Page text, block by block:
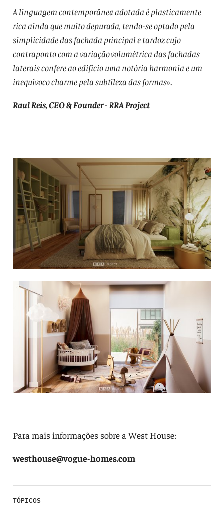
A linguagem contemporânea adotada é plasticamente
rica ainda que muito depurada, tendo-se optado pela
simplicidade das fachada principal e tardoz cujo
contraponto com a variação volumétrica das fachadas
laterais confere ao edifício uma notória harmonia e um
inequívoco charme pela subtileza das formas».
Raul Reis, CEO & Founder - RRA Project
Para mais informações sobre a West House:
westhouse@vogue-homes.com
TÓPICOS